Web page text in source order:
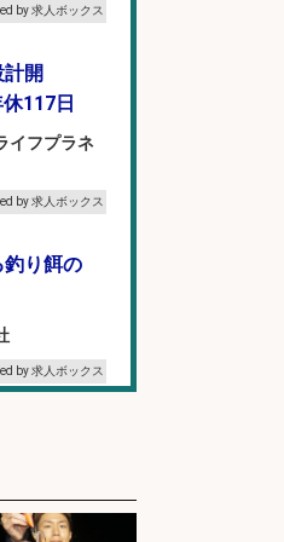
by 求人ボックス
開
117日
イフプラネ
by 求人ボックス
り餌の
by 求人ボックス